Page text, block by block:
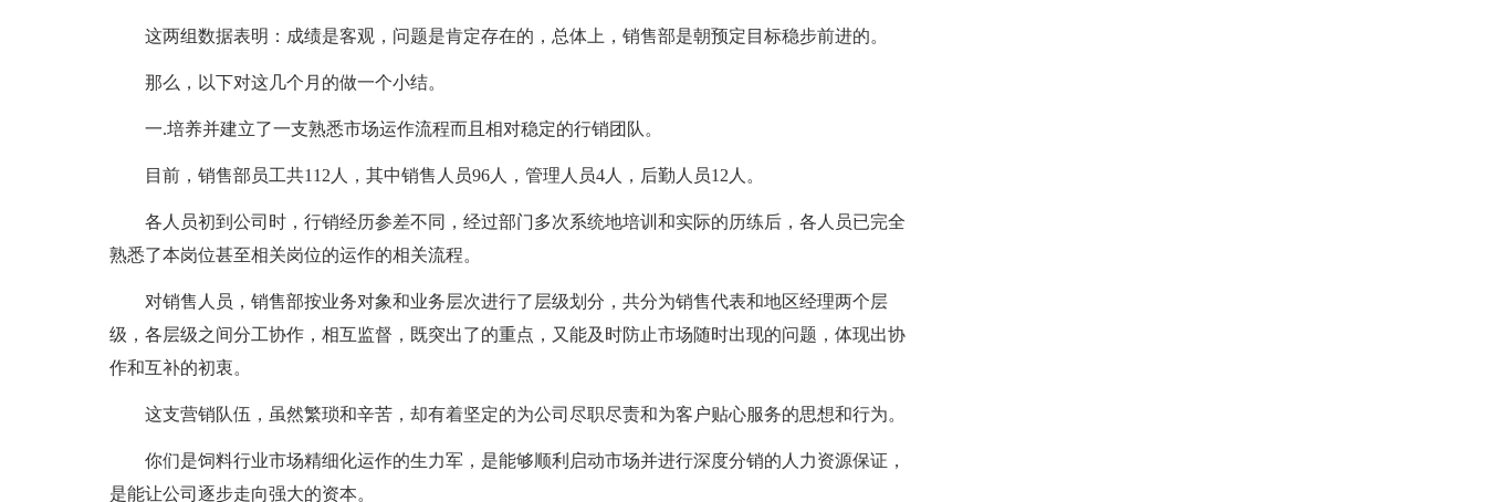
这两组数据表明：成绩是客观，问题是肯定存在的，总体上，销售部是朝预定目标稳步前进的。
那么，以下对这几个月的做一个小结。
一.培养并建立了一支熟悉市场运作流程而且相对稳定的行销团队。
目前，销售部员工共112人，其中销售人员96人，管理人员4人，后勤人员12人。
各人员初到公司时，行销经历参差不同，经过部门多次系统地培训和实际的历练后，各人员已完全
熟悉了本岗位甚至相关岗位的运作的相关流程。
对销售人员，销售部按业务对象和业务层次进行了层级划分，共分为销售代表和地区经理两个层
级，各层级之间分工协作，相互监督，既突出了的重点，又能及时防止市场随时出现的问题，体现出协
作和互补的初衷。
这支营销队伍，虽然繁琐和辛苦，却有着坚定的为公司尽职尽责和为客户贴心服务的思想和行为。
你们是饲料行业市场精细化运作的生力军，是能够顺利启动市场并进行深度分销的人力资源保证，
是能让公司逐步走向强大的资本。